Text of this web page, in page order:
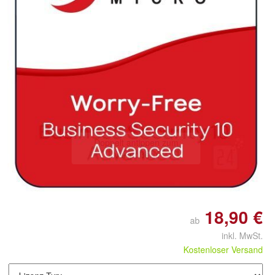
Doppelt antippen zum
vergrößern
ab 18,90 €
inkl. MwSt.
Kostenloser Versand